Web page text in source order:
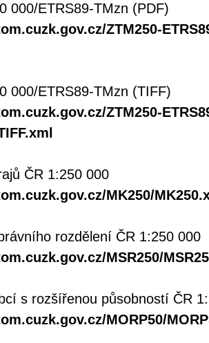
000/ETRS89-TMzn (PDF)
ZTM250-
000/ETRS89-TMzn (TIFF)
ZTM250-
ČR 1:250 000
MK250/
rozdělení ČR 1:250 000
MSR250/
s rozšířenou působností ČR
MORP50/